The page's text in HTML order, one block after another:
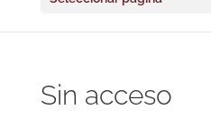
Sin acceso